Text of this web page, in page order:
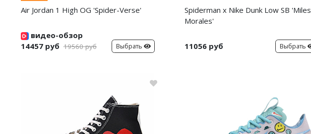
Air Jordan 1 High OG 'Spider-Verse'
видео-обзор
14457 руб 19560 руб Выбрать
Spiderman x Nike Dunk Low SB 'Miles
Morales'
11056 руб Выбрать